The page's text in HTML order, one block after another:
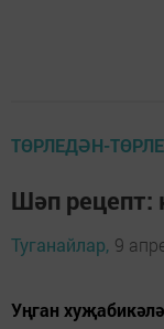
ТӨРЛЕДӘН-
Шәп рецепт:
Туганайлар, 9
Уңган